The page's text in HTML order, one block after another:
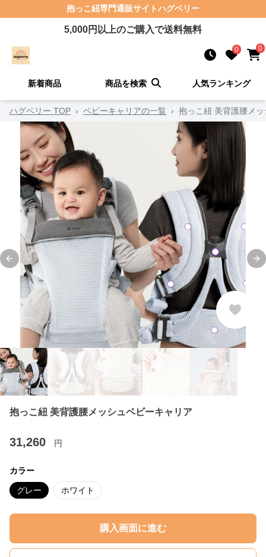
抱っこ紐専門通販サイトハグベリー
5,000円以上のご購入で送料無料
0 0
新着商品 商品を検索 人気ランキング
ハグベリー TOP › ベビーキャリアの一覧 › 抱っこ紐 美背護腰メ
Previous slide
抱っこ紐 美背護腰メッシュベビーキャリア
31,260 円
カラー
グレー ホワイト
購入画面に進む